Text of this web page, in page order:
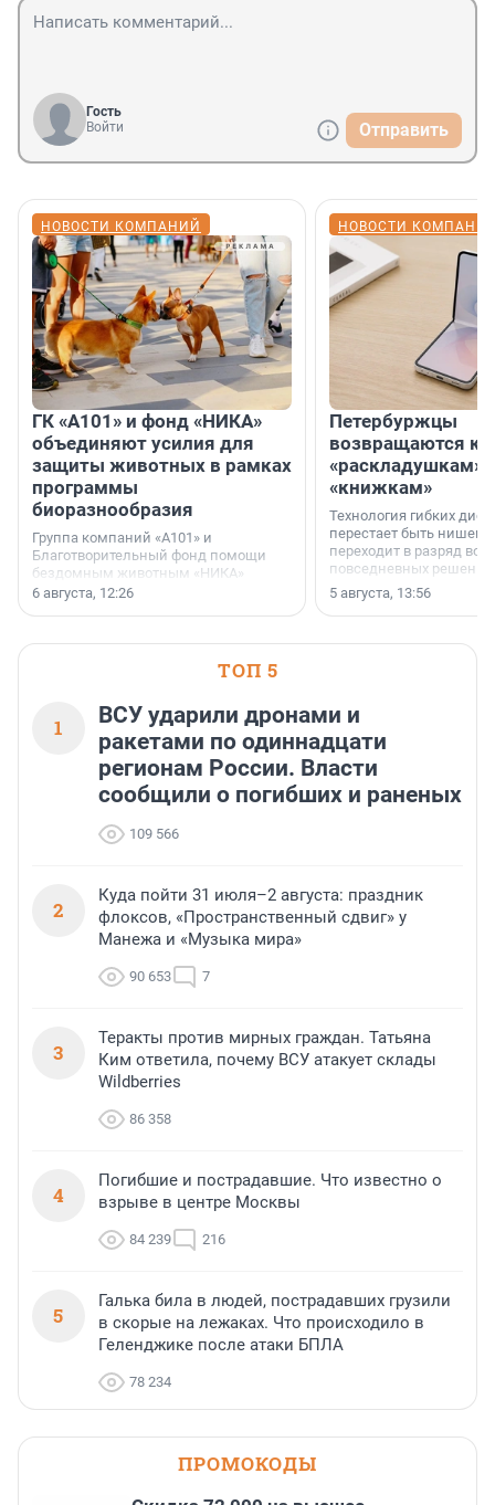
Гость
Войти
Отправить
НОВОСТИ КОМПАНИЙ
ГК «А101» и фонд «НИКА»
объединяют усилия для
защиты животных в рамках
программы
биоразнообразия
Группа компаний «А101» и
Благотворительный фонд помощи
бездомным животным «НИКА»
заключили соглашение о
6 августа, 12:26
НОВОСТИ
Петербуржцы
возвращаются к
«раскладушкам»
«книжкам»
Технология гибких
перестает быть
переходит в разряд
повседневных
5 августа, 13:56
ТОП 5
1
ВСУ ударили дронами и
ракетами по одиннадцати
регионам России. Власти
сообщили о погибших и раненых
109 566
2
Куда пойти 31 июля–2 августа: праздник
флоксов, «Пространственный сдвиг» у
Манежа и «Музыка мира»
90 653 7
3
Теракты против мирных граждан. Татьяна
Ким ответила, почему ВСУ атакует склады
Wildberries
86 358
4
Погибшие и пострадавшие. Что известно о
взрыве в центре Москвы
84 239 216
5
Галька била в людей, пострадавших грузили
в скорые на лежаках. Что происходило в
Геленджике после атаки БПЛА
78 234
ПРОМОКОДЫ